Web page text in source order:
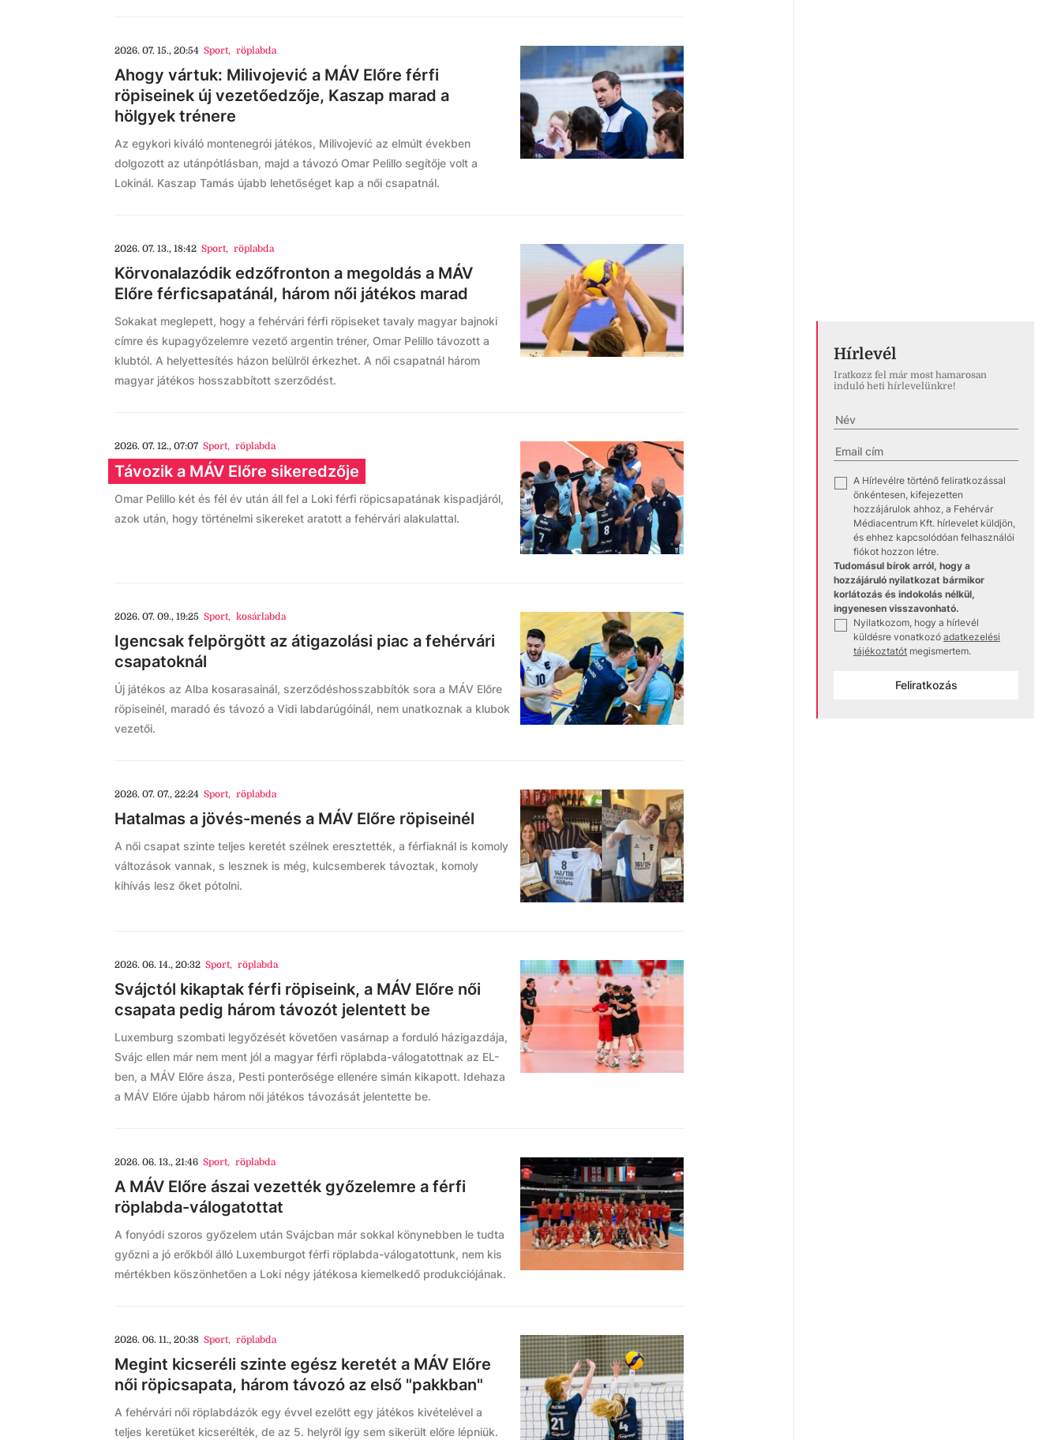
2026. 07. 15., 20:54 Sport, röplabda
Ahogy vártuk: Milivojević a MÁV Előre férfi
röpiseinek új vezetőedzője, Kaszap marad a
hölgyek trénere
Az egykori kiváló montenegrói játékos, Milivojević az elmúlt években
dolgozott az utánpótlásban, majd a távozó Omar Pelillo segítője volt a
Lokinál. Kaszap Tamás újabb lehetőséget kap a női csapatnál.
2026. 07. 13., 18:42 Sport, röplabda
Körvonalazódik edzőfronton a megoldás a MÁV
Előre férficsapatánál, három női játékos marad
Sokakat meglepett, hogy a fehérvári férfi röpiseket tavaly magyar bajnoki
címre és kupagyőzelemre vezető argentin tréner, Omar Pelillo távozott a
klubtól. A helyettesítés házon belülről érkezhet. A női csapatnál három
magyar játékos hosszabbított szerződést.
2026. 07. 12., 07:07 Sport, röplabda
Távozik a MÁV Előre sikeredzője
Omar Pelillo két és fél év után áll fel a Loki férfi röpicsapatának kispadjáról,
azok után, hogy történelmi sikereket aratott a fehérvári alakulattal.
2026. 07. 09., 19:25 Sport, kosárlabda
Igencsak felpörgött az átigazolási piac a fehérvári
csapatoknál
Új játékos az Alba kosarasainál, szerződéshosszabbítók sora a MÁV Előre
röpiseinél, maradó és távozó a Vidi labdarúgóinál, nem unatkoznak a klubok
vezetői.
2026. 07. 07., 22:24 Sport, röplabda
Hatalmas a jövés-menés a MÁV Előre röpiseinél
A női csapat szinte teljes keretét szélnek eresztették, a férfiaknál is komoly
változások vannak, s lesznek is még, kulcsemberek távoztak, komoly
kihívás lesz őket pótolni.
2026. 06. 14., 20:32 Sport, röplabda
Svájctól kikaptak férfi röpiseink, a MÁV Előre női
csapata pedig három távozót jelentett be
Luxemburg szombati legyőzését követően vasárnap a forduló házigazdája,
Svájc ellen már nem ment jól a magyar férfi röplabda-válogatottnak az EL-
ben, a MÁV Előre ásza, Pesti ponterősége ellenére simán kikapott. Idehaza
a MÁV Előre újabb három női játékos távozását jelentette be.
2026. 06. 13., 21:46 Sport, röplabda
A MÁV Előre ászai vezették győzelemre a férfi
röplabda-válogatottat
A fonyódi szoros győzelem után Svájcban már sokkal könynebben le tudta
győzni a jó erőkből álló Luxemburgot férfi röplabda-válogatottunk, nem kis
mértékben köszönhetően a Loki négy játékosa kiemelkedő produkciójának.
2026. 06. 11., 20:38 Sport, röplabda
Megint kicseréli szinte egész keretét a MÁV Előre
női röpicsapata, három távozó az első "pakkban"
A fehérvári női röplabdázók egy évvel ezelőtt egy játékos kivételével a
teljes keretüket kicserélték, de az 5. helyről így sem sikerült előre lépniük.
Hírlevél
Iratkozz fel már most hamarosan
induló heti hírlevelünkre!
A Hírlevélre történő feliratkozással
önkéntesen, kifejezetten
hozzájárulok ahhoz, a Fehérvár
Médiacentrum Kft. hírlevelet küldjön,
és ehhez kapcsolódóan felhasználói
fiókot hozzon létre.
Tudomásul bírok arról, hogy a
hozzájáruló nyilatkozat bármikor
korlátozás és indokolás nélkül,
ingyenesen visszavonható.
Nyilatkozom, hogy a hírlevél
küldésre vonatkozó adatkezelési
tájékoztatót megismertem.
Feliratkozás